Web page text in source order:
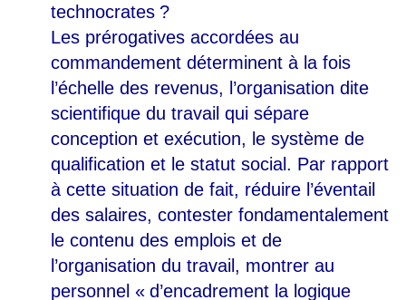
technocrates ?
Les prérogatives accordées au
commandement déterminent à la fois
l’échelle des revenus, l’organisation dite
scientifique du travail qui sépare
conception et exécution, le système de
qualification et le statut social. Par rapport
à cette situation de fait, réduire l’éventail
des salaires, contester fondamentalement
le contenu des emplois et de
l’organisation du travail, montrer au
personnel « d’encadrement la logique